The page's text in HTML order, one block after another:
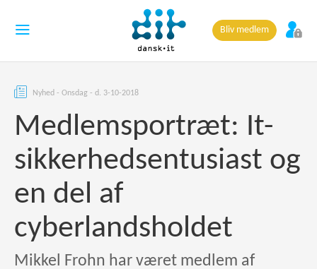
Bliv medlem
Nyhed - Onsdag - d. 3-10-2018
Medlemsportræt: It-
sikkerheds­entusiast og
en del af
cyberlandsholdet
Mikkel Frohn har været medlem af